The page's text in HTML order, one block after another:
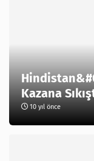
Kazana
10 yıl önce